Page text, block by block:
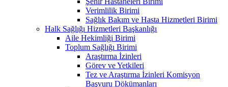
Verimlilik Birimi
Sağlık Bakım ve Hasta Hizmetleri Birimi
Halk Sağlığı Hizmetleri Başkanlığı
Aile Hekimliği Birimi
Toplum Sağlığı Birimi
Araştırma İzinleri
Görev ve Yetkileri
Tez ve Araştırma İzinleri Komisyon
Başvuru Dökümanları